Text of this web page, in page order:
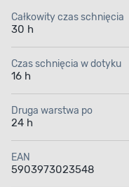
Całkowity czas schnięcia
30 h
Czas schnięcia w dotyku
16 h
Druga warstwa po
24 h
EAN
5903973023548